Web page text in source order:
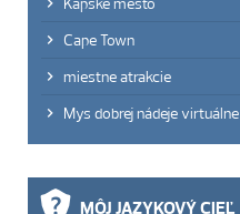
Cape Town
miestne atrakcie
Mys dobrej nádeje virtuálne
MÔJ JAZYKOVÝ CIEĽ